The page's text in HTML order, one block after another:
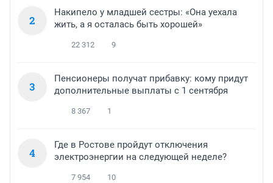
2
Накипело у младшей сестры: «Она уехала
жить, а я осталась быть хорошей»
22 312 9
3
Пенсионеры получат прибавку: кому придут
дополнительные выплаты с 1 сентября
8 367 1
4
Где в Ростове пройдут отключения
электроэнергии на следующей неделе?
7 954 10